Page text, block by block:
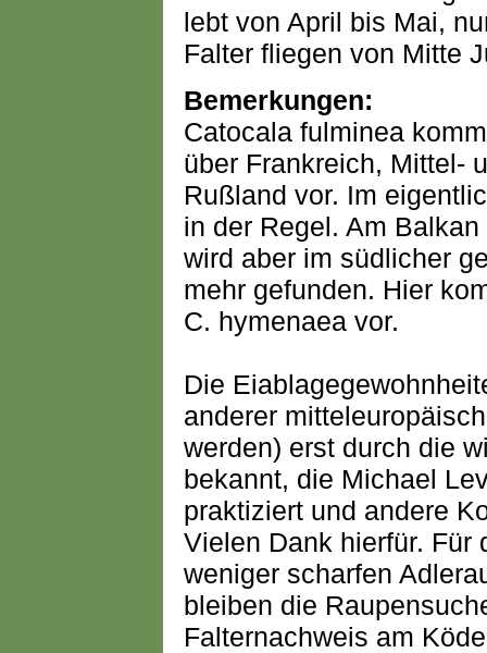
lebt von April bis Mai,
Falter fliegen von Mitte
Bemerkungen:
Catocala fulminea
über Frankreich, Mittel-
Rußland vor. Im
in der Regel. Am
wird aber im südlicher
mehr gefunden. Hier
C. hymenaea vor.
Die
anderer
werden) erst durch die
bekannt, die Michael
praktiziert und andere
Vielen Dank hierfür. Für
weniger scharfen
bleiben die
Falternachweis am